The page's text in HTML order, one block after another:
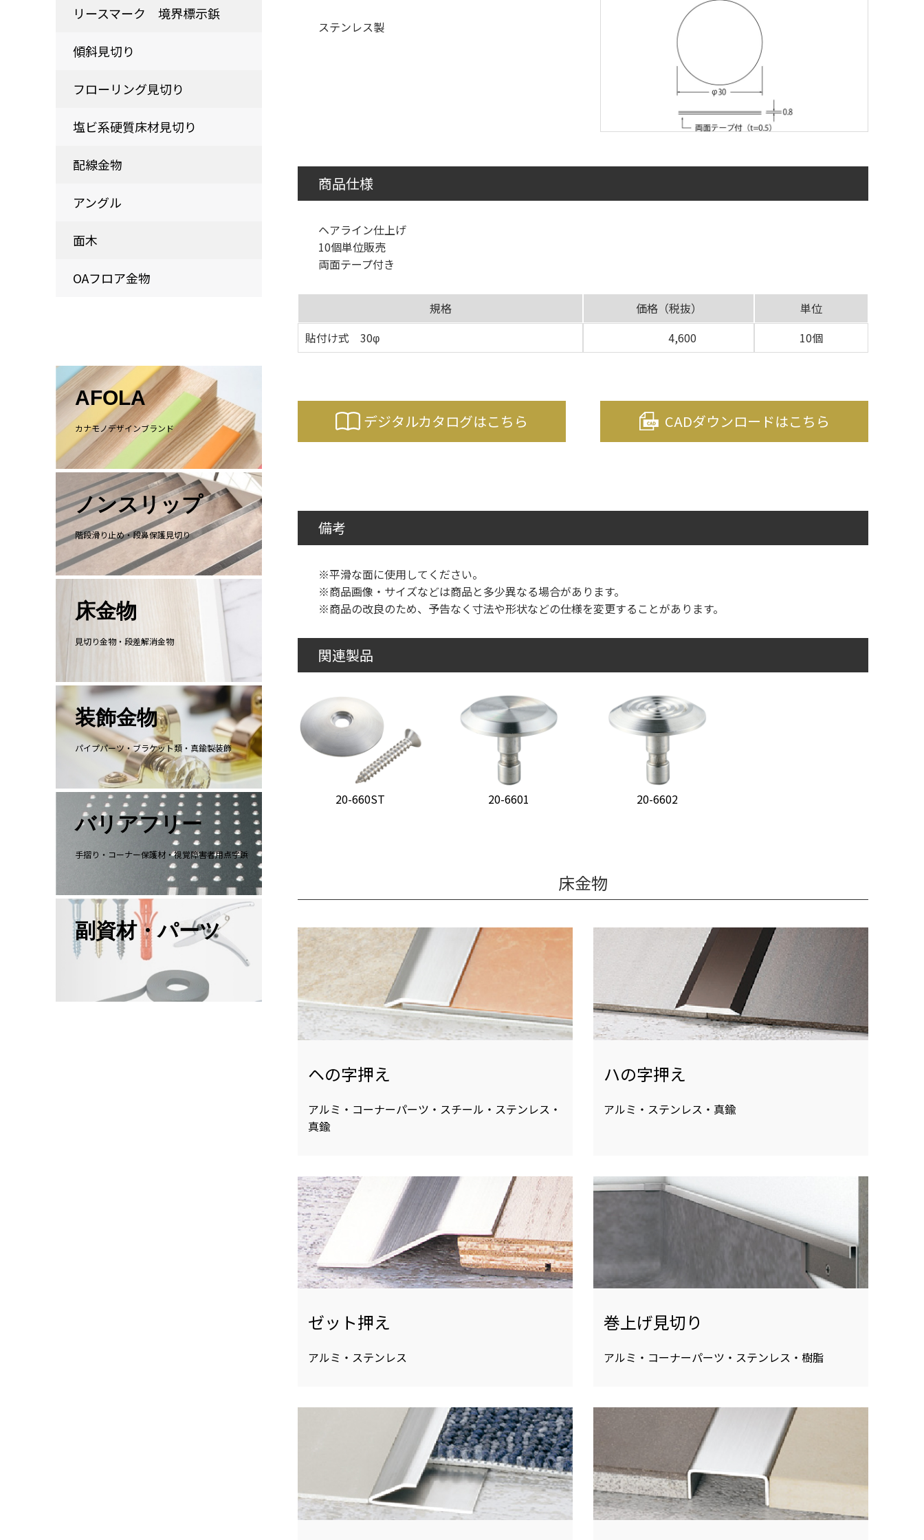
ステンレス製
商品仕様
ヘアライン仕上げ
10個単位販売
両面テープ付き
規格 価格（税抜）
単位
貼付け式 30φ
4,600 10個
デジタルカタログはこちら CADダウンロードはこちら
備考
※平滑な面に使用してください。
※商品画像・サイズなどは商品と多少異なる場合があります。
※商品の改良のため、予告なく寸法や形状などの仕様を変更することがあります。
関連製品
20-660ST 20-6601 20-6602
床金物
ヘの字押え
アルミ・コーナーパーツ・スチール・ステンレス・
真鍮
ハの字押え
アルミ・ステンレス・真鍮
ゼット押え
アルミ・ステンレス
巻上げ見切り
アルミ・コーナーパーツ・ステンレス・樹脂
リースマーク 境界標示鋲
傾斜見切り
フローリング見切り
塩ビ系硬質床材見切り
配線金物
アングル
面木
OAフロア金物
AFOLA
カナモノデザインブランド
ノンスリップ
階段滑り止め・段鼻保護見切り
床金物
見切り金物・段差解消金物
装飾金物
パイプパーツ・ブラケット類・真鍮製装飾
バリアフリー
手摺り・コーナー保護材・視覚障害者用点字鋲
副資材・パーツ